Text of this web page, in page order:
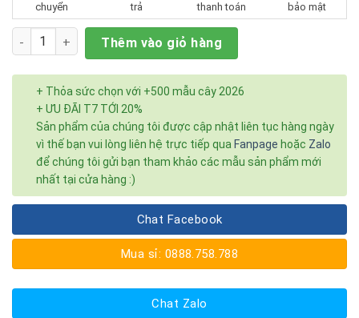
chuyển
trả
thanh toán
bảo mật
Số lượng Thêm vào giỏ hàng
+ Thỏa sức chọn với +500 mẫu cây 2026
+ ƯU ĐÃI T7 TỚI 20%
Sản phẩm của chúng tôi được cập nhật liên tục hàng ngày
vì thế bạn vui lòng liên hệ trực tiếp qua Fanpage hoặc Zalo
để chúng tôi gửi bạn tham khảo các mẫu sản phẩm mới
nhất tại cửa hàng :)
Chat Facebook
Mua sỉ: 0888.758.788
Chat Zalo